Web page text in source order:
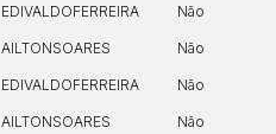
EDIVALDOFERREIRA Não
AILTONSOARES Não
EDIVALDOFERREIRA Não
AILTONSOARES Não